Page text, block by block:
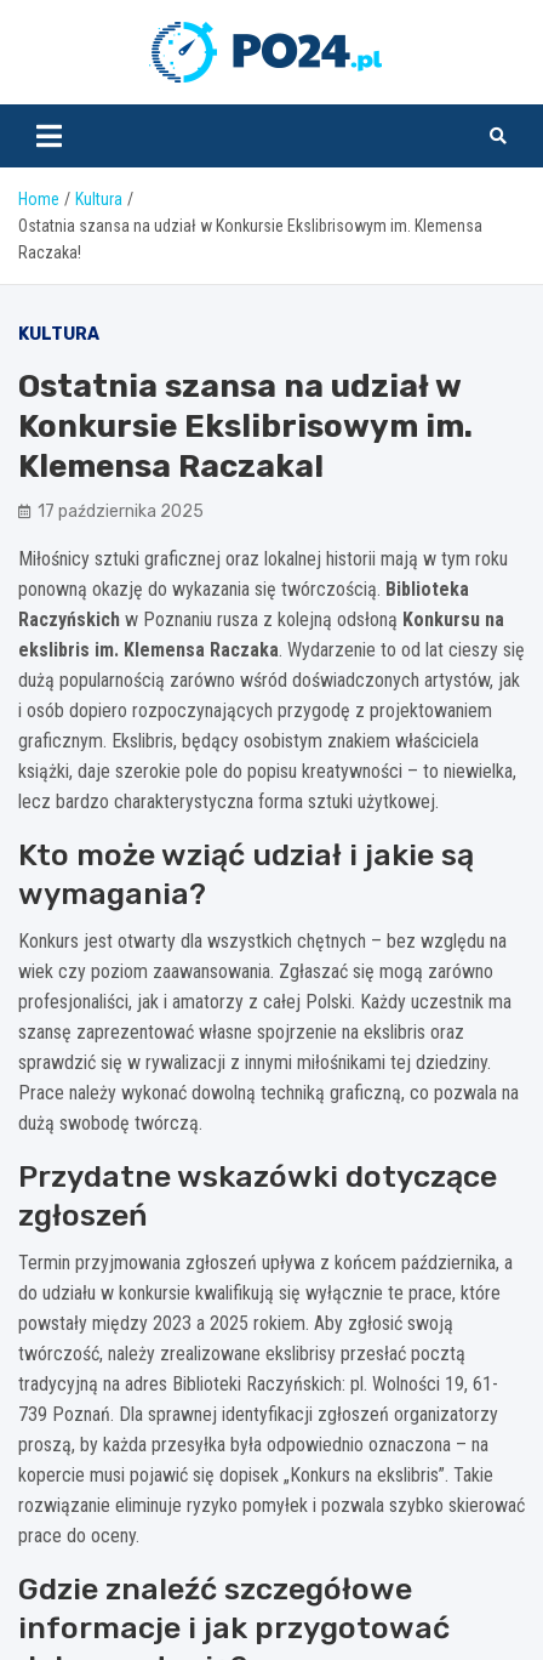
Home
Kultura
Ostatnia szansa na udział w Konkursie Ekslibrisowym im. Klemensa
Raczaka!
KULTURA
Ostatnia szansa na udział w
Konkursie Ekslibrisowym im.
Klemensa Raczaka!
17 października 2025
Miłośnicy sztuki graficznej oraz lokalnej historii mają w tym roku
ponowną okazję do wykazania się twórczością. Biblioteka
Raczyńskich w Poznaniu rusza z kolejną odsłoną Konkursu na
ekslibris im. Klemensa Raczaka. Wydarzenie to od lat cieszy się
dużą popularnością zarówno wśród doświadczonych artystów, jak
i osób dopiero rozpoczynających przygodę z projektowaniem
graficznym. Ekslibris, będący osobistym znakiem właściciela
książki, daje szerokie pole do popisu kreatywności – to niewielka,
lecz bardzo charakterystyczna forma sztuki użytkowej.
Kto może wziąć udział i jakie są
wymagania?
Konkurs jest otwarty dla wszystkich chętnych – bez względu na
wiek czy poziom zaawansowania. Zgłaszać się mogą zarówno
profesjonaliści, jak i amatorzy z całej Polski. Każdy uczestnik ma
szansę zaprezentować własne spojrzenie na ekslibris oraz
sprawdzić się w rywalizacji z innymi miłośnikami tej dziedziny.
Prace należy wykonać dowolną techniką graficzną, co pozwala na
dużą swobodę twórczą.
Przydatne wskazówki dotyczące
zgłoszeń
Termin przyjmowania zgłoszeń upływa z końcem października, a
do udziału w konkursie kwalifikują się wyłącznie te prace, które
powstały między 2023 a 2025 rokiem. Aby zgłosić swoją
twórczość, należy zrealizowane ekslibrisy przesłać pocztą
tradycyjną na adres Biblioteki Raczyńskich: pl. Wolności 19, 61-
739 Poznań. Dla sprawnej identyfikacji zgłoszeń organizatorzy
proszą, by każda przesyłka była odpowiednio oznaczona – na
kopercie musi pojawić się dopisek „Konkurs na ekslibris”. Takie
rozwiązanie eliminuje ryzyko pomyłek i pozwala szybko skierować
prace do oceny.
Gdzie znaleźć szczegółowe
informacje i jak przygotować